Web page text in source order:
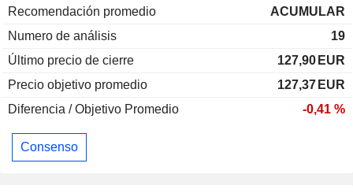
Recomendación promedio
ACUMULAR
Numero de análisis
19
Último precio de cierre
127,90 EUR
Precio objetivo promedio
127,37 EUR
Diferencia / Objetivo Promedio
-0,41 %
Consenso